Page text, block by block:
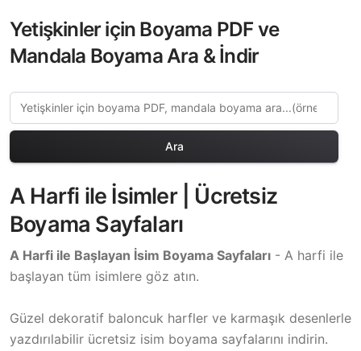
Yetişkinler için Boyama PDF ve
Mandala Boyama Ara & İndir
Ara
A Harfi ile İsimler | Ücretsiz
Boyama Sayfaları
A Harfi ile Başlayan İsim Boyama Sayfaları - A harfi ile
başlayan tüm isimlere göz atın.
Güzel dekoratif baloncuk harfler ve karmaşık desenlerle
yazdırılabilir ücretsiz isim boyama sayfalarını indirin.